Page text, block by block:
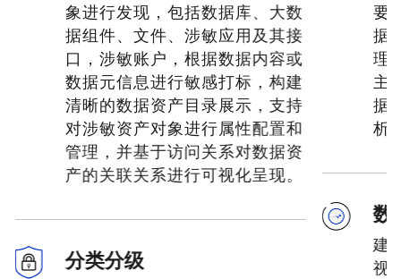
象进行发现，包括数据库、大数
据组件、文件、涉敏应用及其接
口，涉敏账户，根据数据内容或
数据元信息进行敏感打标，构建
清晰的数据资产目录展示，支持
对涉敏资产对象进行属性配置和
管理，并基于访问关系对数据资
产的关联关系进行可视化呈现。
分类分级
要
据
理
主
据
析
数
建
视